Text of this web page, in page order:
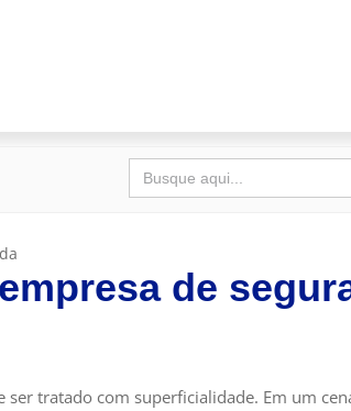
Search
for:
de
tratado com superficialidade. Em um